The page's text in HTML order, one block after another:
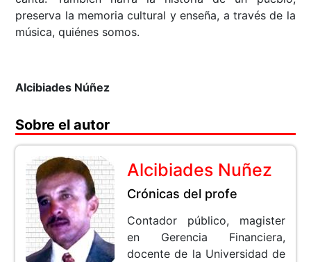
preserva la memoria cultural y enseña, a través de la
música, quiénes somos.
Alcibiades Núñez
Sobre el autor
Alcibiades Nuñez
Crónicas del profe
Contador público, magister
en Gerencia Financiera,
docente de la Universidad de